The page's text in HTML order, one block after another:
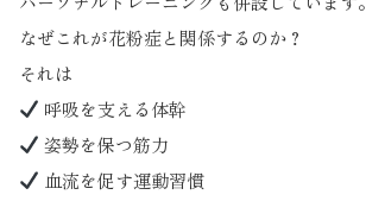
なぜこれが花粉症と関係するのか？
それは
呼吸を支える体幹
姿勢を保つ筋力
血流を促す運動習慣